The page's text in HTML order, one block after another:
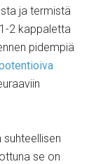
ja termistä
2 kappaletta
pidempiä
se on